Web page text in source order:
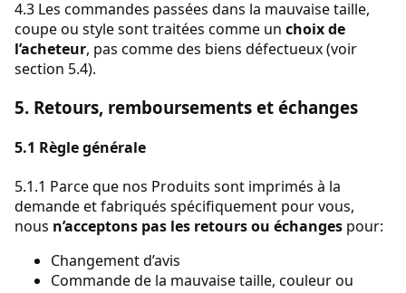
4.3 Les commandes passées dans la mauvaise taille,
coupe ou style sont traitées comme un choix de
l’acheteur, pas comme des biens défectueux (voir
section 5.4).
5. Retours, remboursements et échanges
5.1 Règle générale
5.1.1 Parce que nos Produits sont imprimés à la
demande et fabriqués spécifiquement pour vous,
nous n’acceptons pas les retours ou échanges pour:
Changement d’avis
Commande de la mauvaise taille, couleur ou